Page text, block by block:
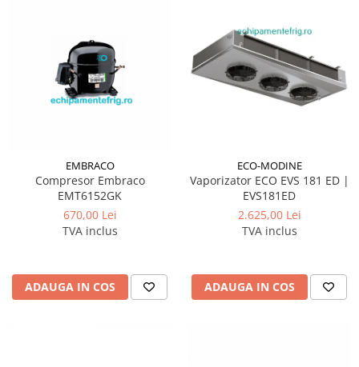
EMBRACO
Compresor Embraco
EMT6152GK
670,00 Lei
TVA inclus
ADAUGA IN COS
ECO-MODINE
Vaporizator ECO EVS 181 ED |
EVS181ED
2.625,00 Lei
TVA inclus
ADAUGA IN COS